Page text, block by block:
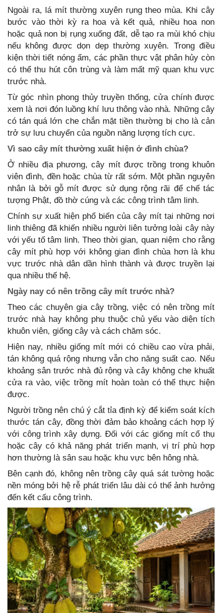
Ngoài ra, lá mít thường xuyên rụng theo mùa. Khi cây
bước vào thời kỳ ra hoa và kết quả, nhiều hoa non
hoặc quả non bị rụng xuống đất, dễ tạo ra mùi khó chịu
nếu không được dọn dẹp thường xuyên. Trong điều
kiện thời tiết nóng ẩm, các phần thực vật phân hủy còn
có thể thu hút côn trùng và làm mất mỹ quan khu vực
trước nhà.
Từ góc nhìn phong thủy truyền thống, cửa chính được
xem là nơi đón luồng khí lưu thông vào nhà. Những cây
có tán quá lớn che chắn mặt tiền thường bị cho là cản
trở sự lưu chuyển của nguồn năng lượng tích cực.
Vì sao cây mít thường xuất hiện ở đình chùa?
Ở nhiều địa phương, cây mít được trồng trong khuôn
viên đình, đền hoặc chùa từ rất sớm. Một phần nguyên
nhân là bởi gỗ mít được sử dụng rộng rãi để chế tác
tượng Phật, đồ thờ cúng và các công trình tâm linh.
Chính sự xuất hiện phổ biến của cây mít tại những nơi
linh thiêng đã khiến nhiều người liên tưởng loài cây này
với yếu tố tâm linh. Theo thời gian, quan niệm cho rằng
cây mít phù hợp với không gian đình chùa hơn là khu
vực trước nhà dân dần hình thành và được truyền lại
qua nhiều thế hệ.
Ngày nay có nên trồng cây mít trước nhà?
Theo các chuyên gia cây trồng, việc có nên trồng mít
trước nhà hay không phụ thuộc chủ yếu vào diện tích
khuôn viên, giống cây và cách chăm sóc.
Hiện nay, nhiều giống mít mới có chiều cao vừa phải,
tán không quá rộng nhưng vẫn cho năng suất cao. Nếu
khoảng sân trước nhà đủ rộng và cây không che khuất
cửa ra vào, việc trồng mít hoàn toàn có thể thực hiện
được.
Người trồng nên chú ý cắt tỉa định kỳ để kiểm soát kích
thước tán cây, đồng thời đảm bảo khoảng cách hợp lý
với công trình xây dựng. Đối với các giống mít cổ thụ
hoặc cây có khả năng phát triển mạnh, vị trí phù hợp
hơn thường là sân sau hoặc khu vực bên hông nhà.
Bên cạnh đó, không nên trồng cây quá sát tường hoặc
nền móng bởi hệ rễ phát triển lâu dài có thể ảnh hưởng
đến kết cấu công trình.